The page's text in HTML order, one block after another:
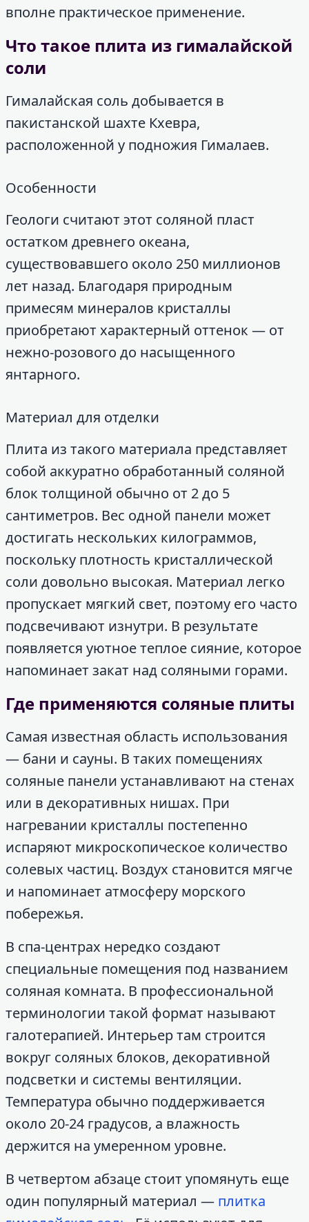
вполне практическое применение.
Что такое плита из гималайской
соли
Гималайская соль добывается в
пакистанской шахте Кхевра,
расположенной у подножия Гималаев.
Особенности
Геологи считают этот соляной пласт
остатком древнего океана,
существовавшего около 250 миллионов
лет назад. Благодаря природным
примесям минералов кристаллы
приобретают характерный оттенок — от
нежно-розового до насыщенного
янтарного.
Материал для отделки
Плита из такого материала представляет
собой аккуратно обработанный соляной
блок толщиной обычно от 2 до 5
сантиметров. Вес одной панели может
достигать нескольких килограммов,
поскольку плотность кристаллической
соли довольно высокая. Материал легко
пропускает мягкий свет, поэтому его часто
подсвечивают изнутри. В результате
появляется уютное теплое сияние, которое
напоминает закат над соляными горами.
Где применяются соляные плиты
Самая известная область использования
— бани и сауны. В таких помещениях
соляные панели устанавливают на стенах
или в декоративных нишах. При
нагревании кристаллы постепенно
испаряют микроскопическое количество
солевых частиц. Воздух становится мягче
и напоминает атмосферу морского
побережья.
В спа-центрах нередко создают
специальные помещения под названием
соляная комната. В профессиональной
терминологии такой формат называют
галотерапией. Интерьер там строится
вокруг соляных блоков, декоративной
подсветки и системы вентиляции.
Температура обычно поддерживается
около 20-24 градусов, а влажность
держится на умеренном уровне.
В четвертом абзаце стоит упомянуть еще
один популярный материал — плитка